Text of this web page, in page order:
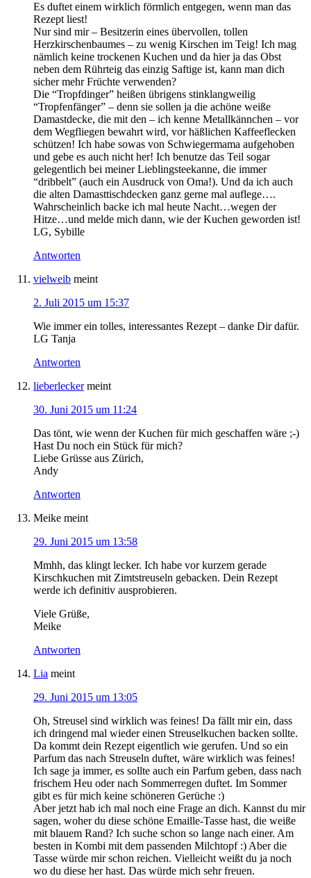
Es duftet einem wirklich förmlich entgegen, wenn man das
Rezept liest!
Nur sind mir – Besitzerin eines übervollen, tollen
Herzkirschenbaumes – zu wenig Kirschen im Teig! Ich mag
nämlich keine trockenen Kuchen und da hier ja das Obst
neben dem Rührteig das einzig Saftige ist, kann man dich
sicher mehr Früchte verwenden?
Die “Tropfdinger” heißen übrigens stinklangweilig
“Tropfenfänger” – denn sie sollen ja die achöne weiße
Damastdecke, die mit den – ich kenne Metallkännchen – vor
dem Wegfliegen bewahrt wird, vor häßlichen Kaffeeflecken
schützen! Ich habe sowas von Schwiegermama aufgehoben
und gebe es auch nicht her! Ich benutze das Teil sogar
gelegentlich bei meiner Lieblingsteekanne, die immer
“dribbelt” (auch ein Ausdruck von Oma!). Und da ich auch
die alten Damasttischdecken ganz gerne mal auflege….
Wahrscheinlich backe ich mal heute Nacht…wegen der
Hitze…und melde mich dann, wie der Kuchen geworden ist!
LG, Sybille
Antworten
vielweib meint
2. Juli 2015 um 15:37
Wie immer ein tolles, interessantes Rezept – danke Dir dafür.
LG Tanja
Antworten
lieberlecker meint
30. Juni 2015 um 11:24
Das tönt, wie wenn der Kuchen für mich geschaffen wäre ;-)
Hast Du noch ein Stück für mich?
Liebe Grüsse aus Zürich,
Andy
Antworten
Meike meint
29. Juni 2015 um 13:58
Mmhh, das klingt lecker. Ich habe vor kurzem gerade
Kirschkuchen mit Zimtstreuseln gebacken. Dein Rezept
werde ich definitiv ausprobieren.
Viele Grüße,
Meike
Antworten
Lia meint
29. Juni 2015 um 13:05
Oh, Streusel sind wirklich was feines! Da fällt mir ein, dass
ich dringend mal wieder einen Streuselkuchen backen sollte.
Da kommt dein Rezept eigentlich wie gerufen. Und so ein
Parfum das nach Streuseln duftet, wäre wirklich was feines!
Ich sage ja immer, es sollte auch ein Parfum geben, dass nach
frischem Heu oder nach Sommerregen duftet. Im Sommer
gibt es für mich keine schöneren Gerüche :)
Aber jetzt hab ich mal noch eine Frage an dich. Kannst du mir
sagen, woher du diese schöne Emaille-Tasse hast, die weiße
mit blauem Rand? Ich suche schon so lange nach einer. Am
besten in Kombi mit dem passenden Milchtopf :) Aber die
Tasse würde mir schon reichen. Vielleicht weißt du ja noch
wo du diese her hast. Das würde mich sehr freuen.